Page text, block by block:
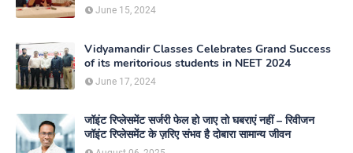
June 15, 2024
Vidyamandir Classes Celebrates Grand Success
of its meritorious students in NEET 2024
June 17, 2024
जॉइंट रिप्लेसमेंट सर्जरी फेल हो जाए तो घबराएं नहीं – रिवीजन
जॉइंट रिप्लेसमेंट के ज़रिए संभव है दोबारा सामान्य जीवन